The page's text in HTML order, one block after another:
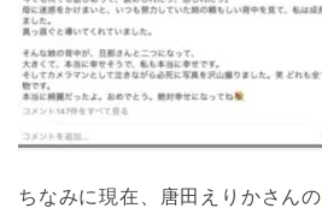
ちなみに現在、唐田えりかさんの